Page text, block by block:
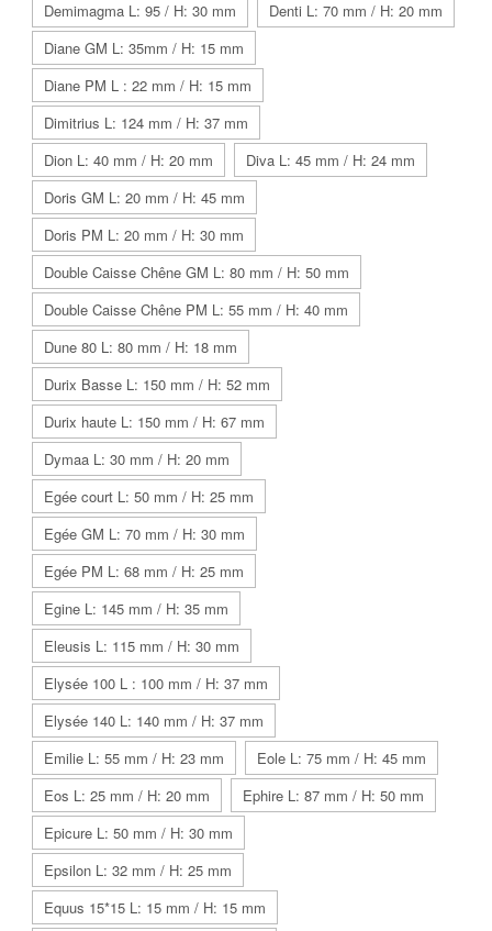
Demimagma L: 95 / H: 30 mm
Denti L: 70 mm / H: 20 mm
Diane GM L: 35mm / H: 15 mm
Diane PM L : 22 mm / H: 15 mm
Dimitrius L: 124 mm / H: 37 mm
Dion L: 40 mm / H: 20 mm
Diva L: 45 mm / H: 24 mm
Doris GM L: 20 mm / H: 45 mm
Doris PM L: 20 mm / H: 30 mm
Double Caisse Chêne GM L: 80 mm / H: 50 mm
Double Caisse Chêne PM L: 55 mm / H: 40 mm
Dune 80 L: 80 mm / H: 18 mm
Durix Basse L: 150 mm / H: 52 mm
Durix haute L: 150 mm / H: 67 mm
Dymaa L: 30 mm / H: 20 mm
Egée court L: 50 mm / H: 25 mm
Egée GM L: 70 mm / H: 30 mm
Egée PM L: 68 mm / H: 25 mm
Egine L: 145 mm / H: 35 mm
Eleusis L: 115 mm / H: 30 mm
Elysée 100 L : 100 mm / H: 37 mm
Elysée 140 L: 140 mm / H: 37 mm
Emilie L: 55 mm / H: 23 mm
Eole L: 75 mm / H: 45 mm
Eos L: 25 mm / H: 20 mm
Ephire L: 87 mm / H: 50 mm
Epicure L: 50 mm / H: 30 mm
Epsilon L: 32 mm / H: 25 mm
Equus 15*15 L: 15 mm / H: 15 mm